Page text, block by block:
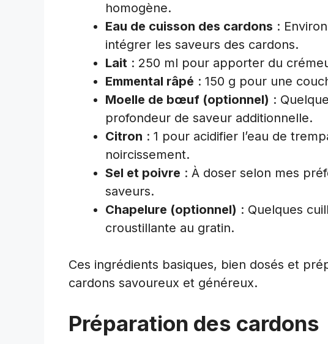
homogène.
Eau de cuisson des cardons :
intégrer les saveurs des cardons.
Lait : 250 ml pour apporter du
Emmental râpé : 150 g pour une
Moelle de bœuf (optionnel) :
profondeur de saveur additionnelle.
Citron : 1 pour acidifier l’eau de
noircissement.
Sel et poivre : À doser selon mes
saveurs.
Chapelure (optionnel) : Quelques
croustillante au gratin.
Ces ingrédients basiques, bien dosés et
cardons savoureux et généreux.
Préparation des cardons